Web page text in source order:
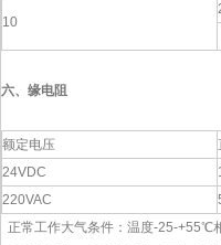
10
六、 缘电阻
额定电压
24VDC
220VAC
正常工作大气条件：温度-25-+55℃